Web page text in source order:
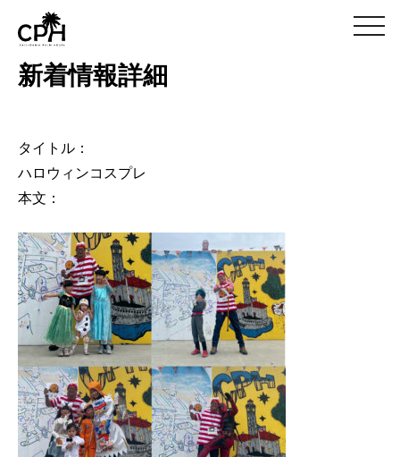
m
e
新着情報詳細
タイトル：
ハロウィンコスプレ
本文：